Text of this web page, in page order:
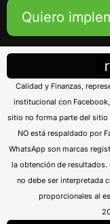
Quiero
Calidad y Finanzas,
institucional con
sitio no forma parte del sitio
NO está respaldado por
WhatsApp son marcas
la obtención de resultados.
no debe ser interpretada
proporcionales al